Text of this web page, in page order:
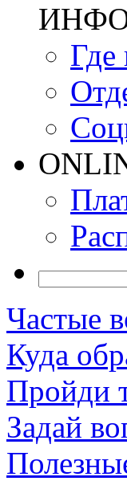
Частые
Куда
Пройди
Задай